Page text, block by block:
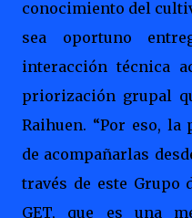
conocimiento del
sea oportuno
interacción técnica
priorización grupal
Raihuen. “Por eso,
de acompañarlas
través de este Grupo
GET, que es una